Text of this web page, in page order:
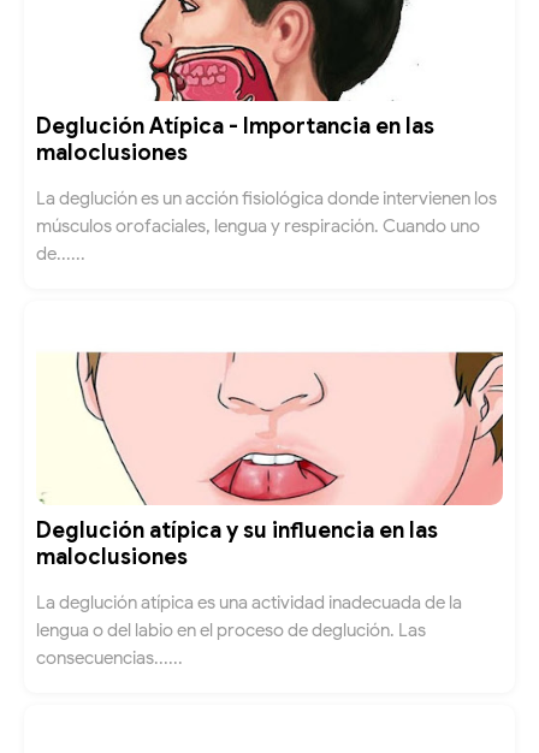
Deglución Atípica - Importancia en las
maloclusiones
La deglución es un acción fisiológica donde intervienen los
músculos orofaciales, lengua y respiración. Cuando uno
de......
Deglución atípica y su influencia en las
maloclusiones
La deglución atípica es una actividad inadecuada de la
lengua o del labio en el proceso de deglución. Las
consecuencias......